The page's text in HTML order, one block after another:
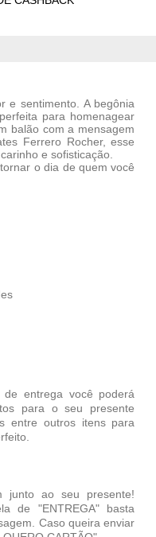
e sentimento. A begônia
para homenagear
balão com a mensagem
Ferrero Rocher, esse
e sofisticação.
o dia de quem você
de entrega você poder
para o seu presente
entre outros itens para
junto ao seu presente!
de "ENTREGA" basta
Caso queira enviar